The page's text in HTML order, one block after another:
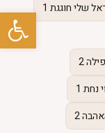
פתח
שלי חוגגת 1
2
נחת 1
2